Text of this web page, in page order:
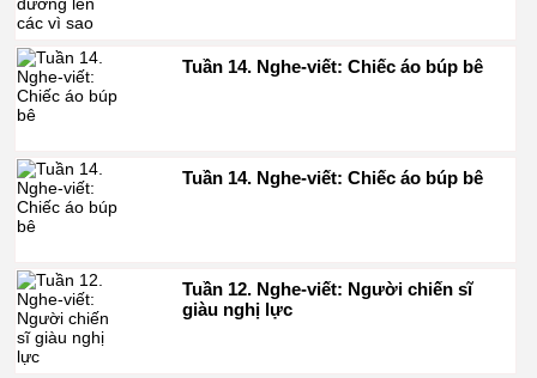
Tuần 14. Nghe-viết: Chiếc áo búp bê
Tuần 14. Nghe-viết: Chiếc áo búp bê
Tuần 12. Nghe-viết: Người chiến sĩ
giàu nghị lực